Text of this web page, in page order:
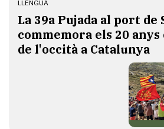
LLENGUA
​La 39a Pujada al port de
commemora els 20
de l'occità a Catalunya